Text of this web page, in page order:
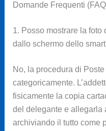
Domande Frequenti
1. Posso mostrare la
dallo schermo dello
No, la procedura di
categoricamente.
fisicamente la copia
del delegante e allegarla
archiviando il tutto come